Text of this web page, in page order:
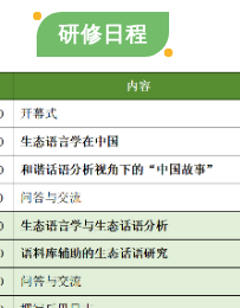
研修日程